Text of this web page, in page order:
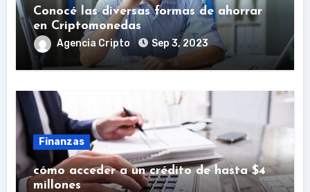
Conocé las diversas formas de ahorrar
en Criptomonedas
Agencia Cripto Sep 3, 2023
Finanzas
cómo acceder a un crédito de hasta $4
millones